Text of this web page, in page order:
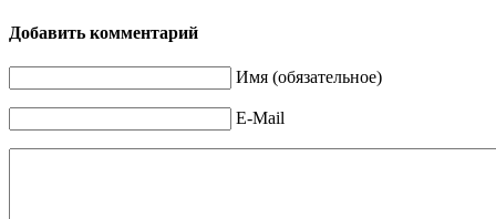
Добавить комментарий
Имя (обязательное)
E-Mail